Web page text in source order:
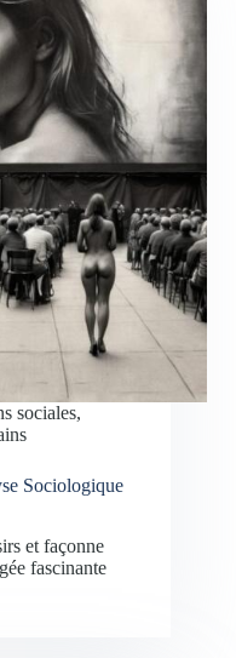
sociales,
Sociologique
et façonne
fascinante